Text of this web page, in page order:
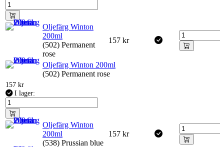
Oljefärg Winton
200ml
(502) Permanent
rose
157 kr
Oljefärg Winton 200ml
(502) Permanent rose
157 kr
I lager:
Oljefärg Winton
200ml
(538) Prussian blue
157 kr